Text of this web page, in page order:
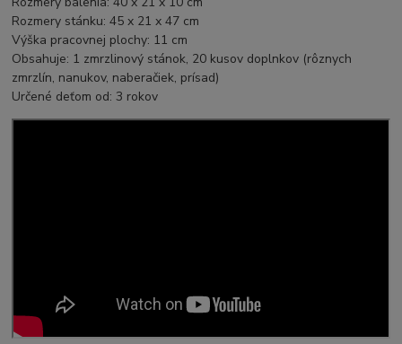
Rozmery stánku: 45 x 21 x 47 cm
Výška pracovnej plochy: 11 cm
Obsahuje: 1 zmrzlinový stánok, 20 kusov doplnkov (rôznych
zmrzlín, nanukov, naberačiek, prísad)
Určené deťom od: 3 rokov